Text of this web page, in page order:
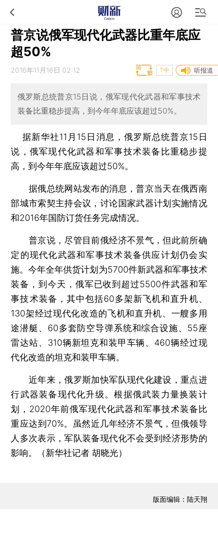
普京说俄军现代化武器比重年底应
超50%
2016年11月16日 02:12 听报道
T中
俄罗斯总统普京15日说，俄军现代化武器和军事技术
装备比重稳步提高，到今年年底应该超过50%。
据新华社11月15日消息，俄罗斯总统普京15日
说，俄军现代化武器和军事技术装备比重稳步提
高，到今年年底应该超过50%。
据俄总统网站发布的消息，普京当天在俄西南
部城市索契主持会议，讨论国家武器计划实施情况
和2016年国防订货任务完成情况。
普京说，尽管目前俄经济不景气，但此前所确
定的现代化武器和军事技术装备供应计划仍会实
施。今年全年供货计划为5700件新武器和军事技术
装备，到今天，俄军已收到超过5500件武器和军
事技术装备，其中包括60多架新飞机和直升机、
130架经过现代化改造的飞机和直升机、一艘多用
途潜艇、60多套防空导弹系统和综合设施、55座
雷达站、310辆新坦克和装甲车辆、460辆经过现
代化改造的坦克和装甲车辆。
近年来，俄罗斯加快军队现代化建设，重点进
行武器装备现代化升级。根据俄武装力量换装计
划，2020年前俄军现代化武器和军事技术装备比
重应达到70%。虽然近几年经济不景气，但俄领导
人多次表示，军队装备现代化不会受到经济形势的
影响。（新华社记者 胡晓光）
版面编辑：陆天翔